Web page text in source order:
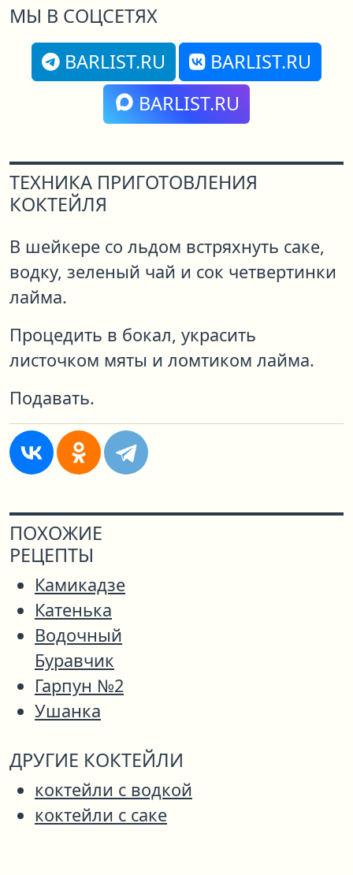
МЫ В СОЦСЕТЯХ
BARLIST.RU
BARLIST.RU
BARLIST.RU
ТЕХНИКА ПРИГОТОВЛЕНИЯ
КОКТЕЙЛЯ
В шейкере со льдом встряхнуть саке,
водку, зеленый чай и сок четвертинки
лайма.
Процедить в бокал, украсить
листочком мяты и ломтиком лайма.
Подавать.
ПОХОЖИЕ
РЕЦЕПТЫ
Камикадзе
Катенька
Водочный
Буравчик
Гарпун №2
Ушанка
ДРУГИЕ КОКТЕЙЛИ
коктейли с водкой
коктейли с саке